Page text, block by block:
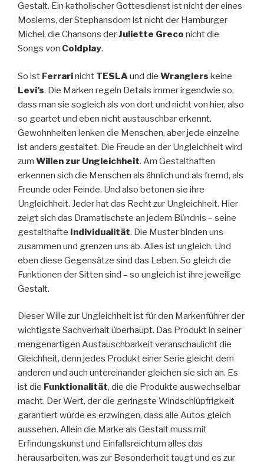
Gestalt. Ein katholischer Gottesdienst ist nicht der eines
Moslems, der Stephansdom ist nicht der Hamburger
Michel, die Chansons derJuliette Greco nicht die
Songs von Coldplay.
So ist Ferrarinicht TESLAund die Wranglers keine
Levi’s. Die Marken regeln Details immer irgendwie so,
dass man sie sogleich als von dort und nicht von hier, also
so geartet und eben nicht austauschbar erkennt.
Gewohnheiten lenken die Menschen, aber jede einzelne
ist anders gestaltet. Die Freude an der Ungleichheit wird
zum Willen zur Ungleichheit. Am Gestalthaften
erkennen sich die Menschen als ähnlich und als fremd, als
Freunde oder Feinde. Und also betonen sie ihre
Ungleichheit. Jeder hat das Recht zur Ungleichheit. Hier
zeigt sich das Dramatischste an jedem Bündnis – seine
gestalthafte Individualität. Die Muster binden uns
zusammen und grenzen uns ab. Alles ist ungleich. Und
eben diese Gegensätze sind das Leben. So gleich die
Funktionen der Sitten sind – so ungleich ist ihre jeweilige
Gestalt.
Dieser Wille zur Ungleichheit ist für den Markenführer der
wichtigste Sachverhalt überhaupt. Das Produkt in seiner
mengenartigen Austauschbarkeit veranschaulicht die
Gleichheit, denn jedes Produkt einer Serie gleicht dem
anderen und auch untereinander gleichen sie sich an. Es
ist die Funktionalität, die die Produkte auswechselbar
macht. Der Wert, der die geringste Windschlüpfrigkeit
garantiert würde es erzwingen, dass alle Autos gleich
aussehen. Allein die Marke als Gestalt muss mit
Erfindungskunst und Einfallsreichtum alles das
herausarbeiten, was zur Besonderheit taugt und es zur